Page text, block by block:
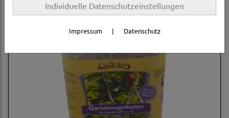
Individuelle Datenschutzeinstellungen
Impressum | Datenschutz